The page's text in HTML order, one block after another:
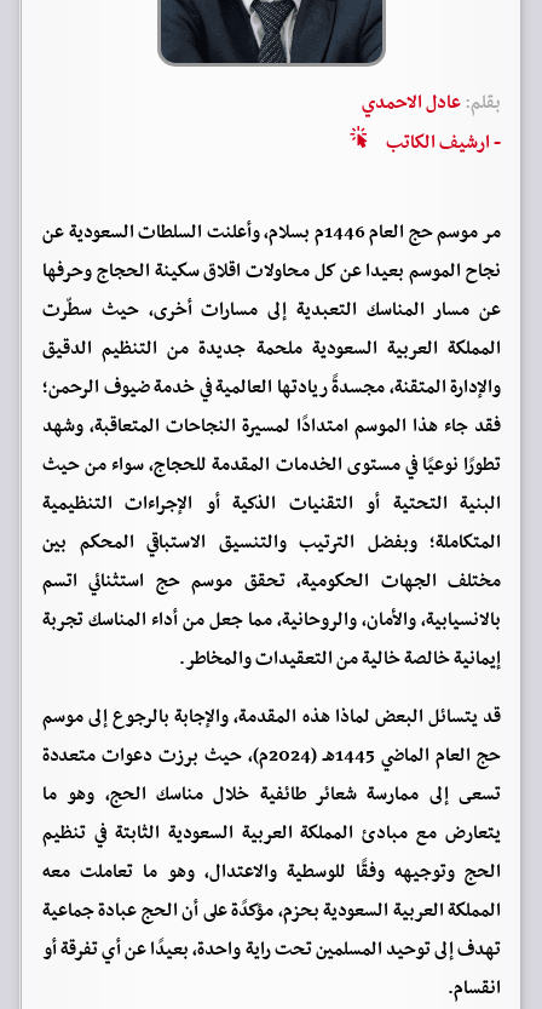
بقلم:عادل الاحمدي
- ارشيف الكاتب
مر موسم حج العام 1446م بسلام، وأعلنت السلطات السعودية عن
نجاح الموسم بعيدا عن كل محاولات اقلاق سكينة الحجاج وحرفها
عن مسار المناسك التعبدية إلى مسارات أخرى، حيث سطّرت
المملكة العربية السعودية ملحمة جديدة من التنظيم الدقيق
والإدارة المتقنة، مجسدةً ريادتها العالمية في خدمة ضيوف الرحمن؛
فقد جاء هذا الموسم امتدادًا لمسيرة النجاحات المتعاقبة، وشهد
تطورًا نوعيًا في مستوى الخدمات المقدمة للحجاج، سواء من حيث
البنية التحتية أو التقنيات الذكية أو الإجراءات التنظيمية
المتكاملة؛ وبفضل الترتيب والتنسيق الاستباقي المحكم بين
مختلف الجهات الحكومية، تحقق موسم حج استثنائي اتسم
بالانسيابية، والأمان، والروحانية، مما جعل من أداء المناسك تجربة
إيمانية خالصة خالية من التعقيدات والمخاطر.
قد يتسائل البعض لماذا هذه المقدمة، والإجابة بالرجوع إلى موسم
حج العام الماضي 1445هـ (2024م)، حيث برزت دعوات متعددة
تسعى إلى ممارسة شعائر طائفية خلال مناسك الحج، وهو ما
يتعارض مع مبادئ المملكة العربية السعودية الثابتة في تنظيم
الحج وتوجيهه وفقًا للوسطية والاعتدال، وهو ما تعاملت معه
المملكة العربية السعودية بحزم، مؤكدًة على أن الحج عبادة جماعية
تهدف إلى توحيد المسلمين تحت راية واحدة، بعيدًا عن أي تفرقة أو
انقسام.